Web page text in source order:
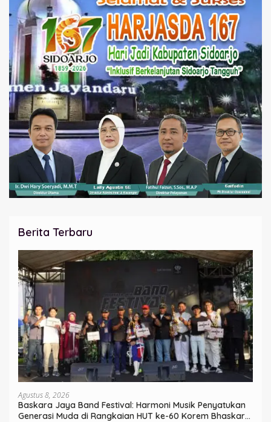
Berita Terbaru
Agustus 8, 2026
Baskara Jaya Band Festival: Harmoni Musik Penyatukan
Generasi Muda di Rangkaian HUT ke-60 Korem Bhaskara